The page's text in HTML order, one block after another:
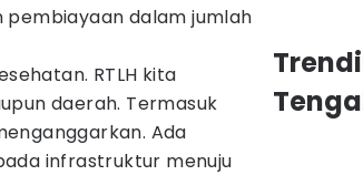
dalam jumlah
RTLH kita
daerah. Termasuk
Ada
infrastruktur menuju